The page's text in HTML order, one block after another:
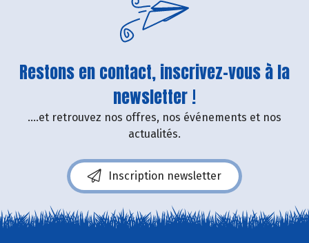
Restons en contact, inscrivez-vous à la
newsletter !
....et retrouvez nos offres, nos événements et nos
actualités.
Inscription newsletter